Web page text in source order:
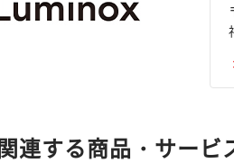
関連する商品・サービ